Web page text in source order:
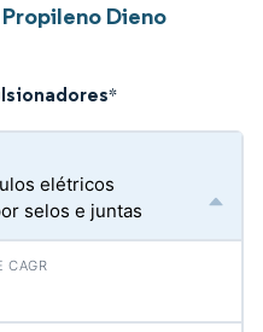
Dieno
*
elétricos
selos e juntas